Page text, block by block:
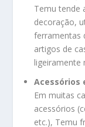
Temu tende
decoração,
ferramentas
artigos de
ligeiramente
Acessórios
Em muitas
acessórios
etc.), Temu